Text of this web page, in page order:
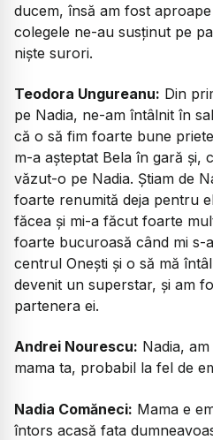
ducem, însă am fost
colegele ne-au susținut pe
niște surori.
Teodora Ungureanu: Din
pe Nadia, ne-am întâlnit în
că o să fim foarte bune
m-a așteptat Bela în gară și,
văzut-o pe Nadia. Știam de
foarte renumită deja pentru
făcea și mi-a făcut foarte
foarte bucuroasă când mi s-
centrul Onești și o să mă
devenit un superstar, și am
partenera ei.
Andrei Nourescu: Nadia,
mama ta, probabil la fel de
Nadia Comăneci: Mama e
întors acasă fata